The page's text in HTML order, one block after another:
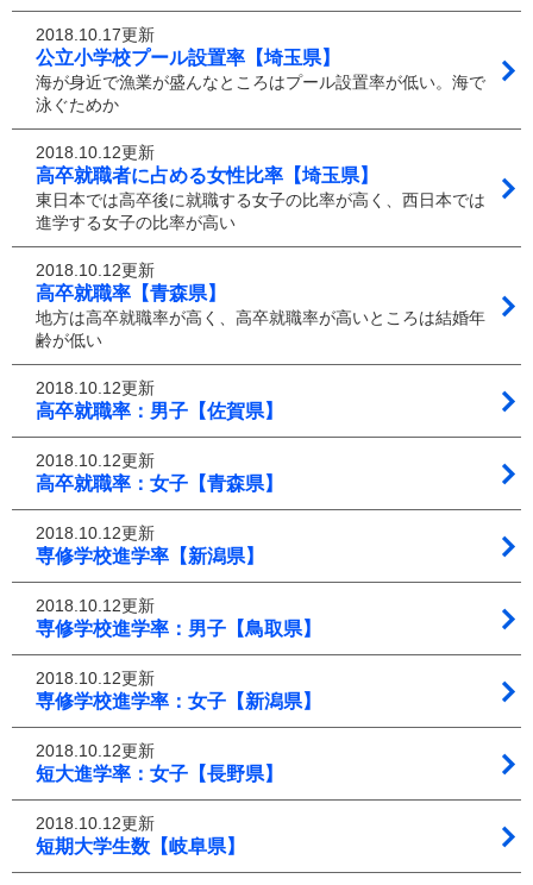
2018.10.17更新
公立小学校プール設置率【埼玉県】
海が身近で漁業が盛んなところはプール設置率が低い。海で
泳ぐためか
2018.10.12更新
高卒就職者に占める女性比率【埼玉県】
東日本では高卒後に就職する女子の比率が高く、西日本では
進学する女子の比率が高い
2018.10.12更新
高卒就職率【青森県】
地方は高卒就職率が高く、高卒就職率が高いところは結婚年
齢が低い
2018.10.12更新
高卒就職率：男子【佐賀県】
2018.10.12更新
高卒就職率：女子【青森県】
2018.10.12更新
専修学校進学率【新潟県】
2018.10.12更新
専修学校進学率：男子【鳥取県】
2018.10.12更新
専修学校進学率：女子【新潟県】
2018.10.12更新
短大進学率：女子【長野県】
2018.10.12更新
短期大学生数【岐阜県】